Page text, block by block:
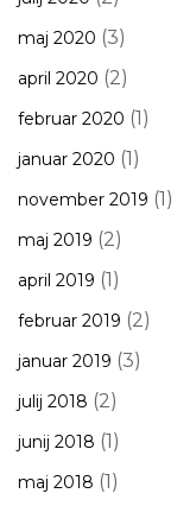
maj 2020 (3)
april 2020 (2)
februar 2020 (1)
januar 2020 (1)
november 2019 (1)
maj 2019 (2)
april 2019 (1)
februar 2019 (2)
januar 2019 (3)
julij 2018 (2)
junij 2018 (1)
maj 2018 (1)